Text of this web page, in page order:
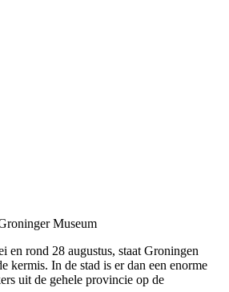
Museum
en rond 28 augustus, staat Groningen
kermis. In de stad is er dan een enorme
uit de gehele provincie op de